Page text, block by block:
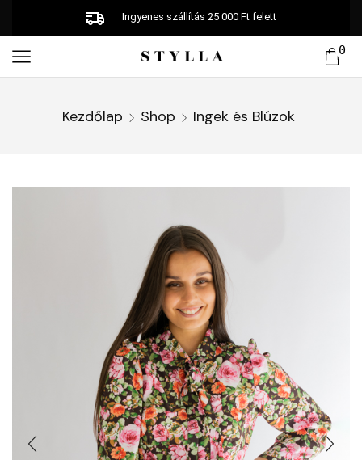
Ingyenes szállítás 25 000 Ft felett
0
Kezdőlap Shop Ingek és Blúzok